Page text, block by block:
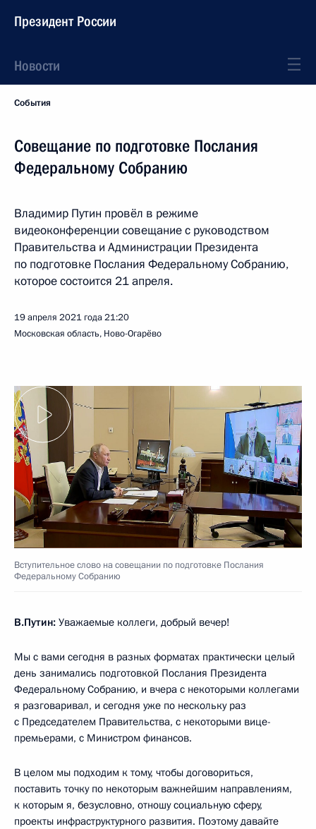
Президент России
Новости
События
Совещание по подготовке Послания
Федеральному Собранию
Владимир Путин провёл в режиме
видеоконференции совещание с руководством
Правительства и Администрации Президента
по подготовке Послания Федеральному Собранию,
которое состоится 21 апреля.
19 апреля 2021 года21:20
Московская область, Ново-Огарёво
Вступительное слово на совещании по подготовке Послания
Федеральному Собранию
В.Путин: Уважаемые коллеги, добрый вечер!
Мы с вами сегодня в разных форматах практически целый
день занимались подготовкой Послания Президента
Федеральному Собранию, и вчера с некоторыми коллегами
я разговаривал, и сегодня уже по нескольку раз
с Председателем Правительства, с некоторыми вице-
премьерами, с Министром финансов.
В целом мы подходим к тому, чтобы договориться,
поставить точку по некоторым важнейшим направлениям,
к которым я, безусловно, отношу социальную сферу,
проекты инфраструктурного развития. Поэтому давайте